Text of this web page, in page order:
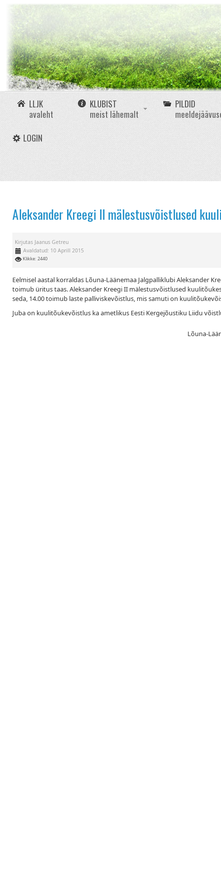
LLJK
avaleht
KLUBIST
meist lähemalt
PILDID
LOGIN
Aleksander Kreegi II mälestusvõistlused
Kirjutas Jaanus Getreu
Avaldatud: 10 Aprill 2015
Klikke: 2440
Eelmisel aastal korraldas Lõuna-Läänemaa Jalgpalliklubi Aleksander
toimub üritus taas. Aleksander Kreegi II mälestusvõistlused
seda, 14.00 toimub laste palliviskevõistlus, mis samuti on
Juba on kuulitõukevõistlus ka ametlikus Eesti Kergejõustiku Liidu
Lõuna-